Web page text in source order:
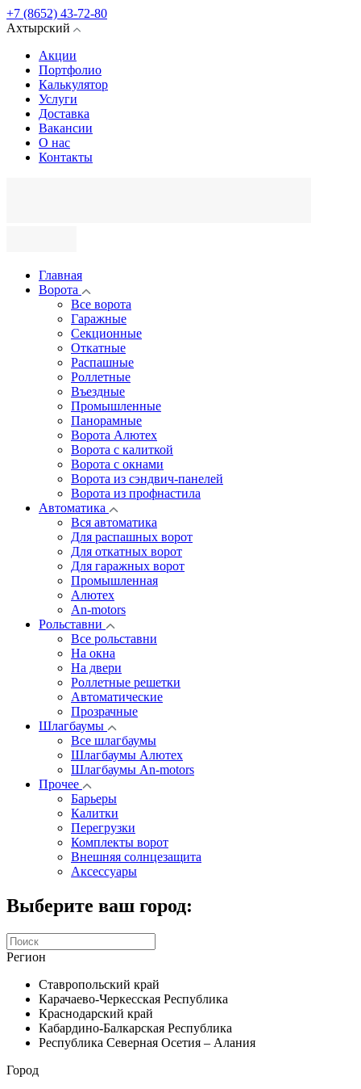
+7 (8652) 43-72-80
Ахтырский
Акции
Портфолио
Калькулятор
Услуги
Доставка
Вакансии
О нас
Контакты
Главная
Ворота
Все ворота
Гаражные
Секционные
Откатные
Распашные
Роллетные
Въездные
Промышленные
Панорамные
Ворота Алютех
Ворота с калиткой
Ворота c окнами
Ворота из сэндвич-панелей
Ворота из профнастила
Автоматика
Вся автоматика
Для распашных ворот
Для откатных ворот
Для гаражных ворот
Промышленная
Алютех
An-motors
Рольставни
Все рольставни
На окна
На двери
Роллетные решетки
Автоматические
Прозрачные
Шлагбаумы
Все шлагбаумы
Шлагбаумы Алютех
Шлагбаумы An-motors
Прочее
Барьеры
Калитки
Перегрузки
Комплекты ворот
Внешняя солнцезащита
Аксессуары
Выберите ваш город:
Регион
Ставропольский край
Карачаево-Черкесская Республика
Краснодарский край
Кабардино-Балкарская Республика
Республика Северная Осетия – Алания
Город